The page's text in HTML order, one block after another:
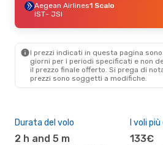
Aegean Airlines1 Scalo
IST- JSI
I prezzi indicati in questa pagina
giorni per i periodi specificati e non
il ​​prezzo finale offerto. Si prega di
prezzi sono soggetti a modifiche.
Durata del volo
2 h and 5 m
I voli
133€